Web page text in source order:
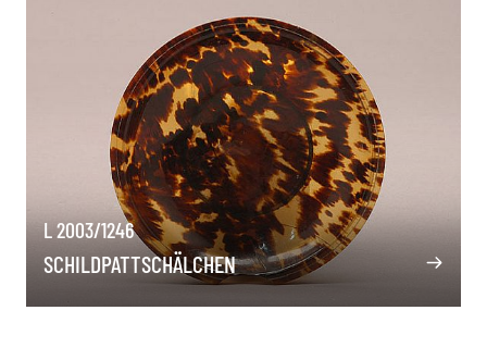
L 2003/1246
SCHILDPATTSCHÄLCHEN